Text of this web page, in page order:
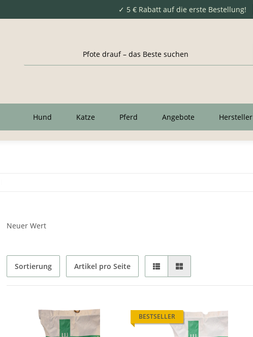
✓ 5 € Rabatt auf die erste Bestellung!
Hund Katze Pferd Angebote Hersteller
Neuer Wert
Sortierung Artikel pro Seite
BESTSELLER